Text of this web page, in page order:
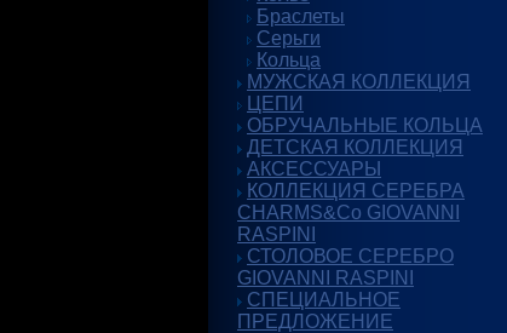
Браслеты
Серьги
Кольца
МУЖСКАЯ КОЛЛЕКЦИЯ
ЦЕПИ
ОБРУЧАЛЬНЫЕ КОЛЬЦА
ДЕТСКАЯ КОЛЛЕКЦИЯ
АКСЕССУАРЫ
КОЛЛЕКЦИЯ СЕРЕБРА
CHARMS&Co GIOVANNI
RASPINI
СТОЛОВОЕ СЕРЕБРО
GIOVANNI RASPINI
СПЕЦИАЛЬНОЕ
ПРЕДЛОЖЕНИЕ